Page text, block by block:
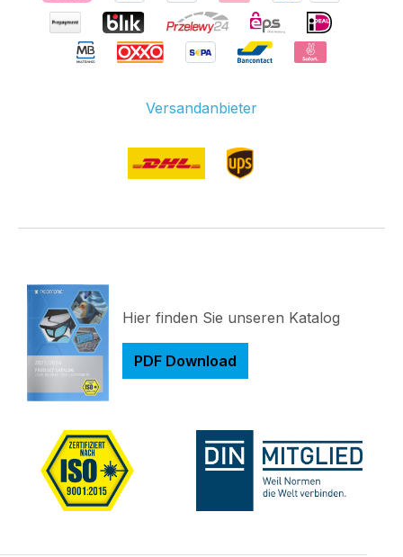
Versandanbieter
Hier finden Sie unseren Katalog
PDF Download